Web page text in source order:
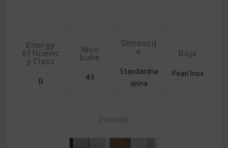
Energy
Efficienc
y Class
B
Nivo
buke
43
Dimenzij
e
Standardna
širina
Boja
Pearl Inox
Značajke